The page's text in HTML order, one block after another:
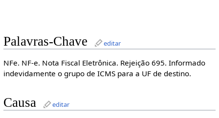
Palavras-Chave editar
NFe. NF-e. Nota Fiscal Eletrônica. Rejeição 695. Informado
indevidamente o grupo de ICMS para a UF de destino.
Causa editar